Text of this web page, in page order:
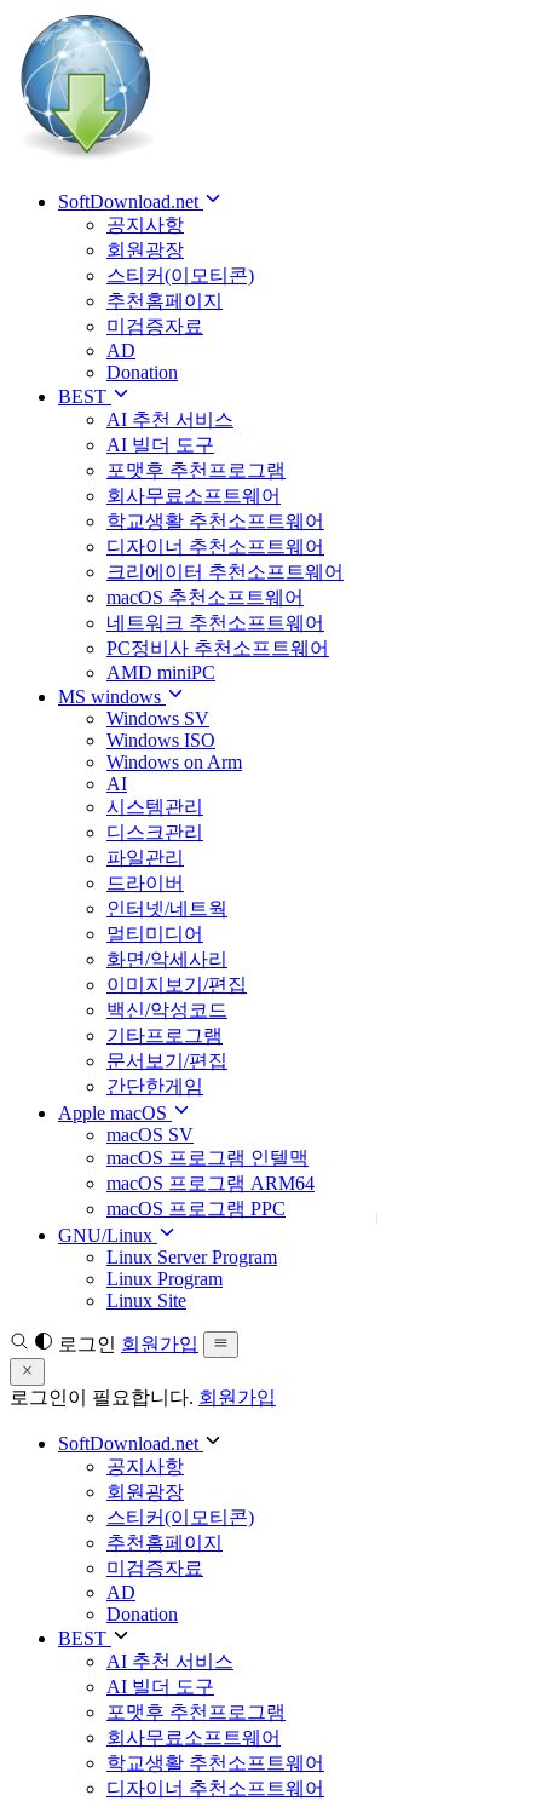
SoftDownload.net
공지사항
회원광장
스티커(이모티콘)
추천홈페이지
미검증자료
AD
Donation
BEST
AI 추천 서비스
AI 빌더 도구
포맷후 추천프로그램
회사무료소프트웨어
학교생활 추천소프트웨어
디자이너 추천소프트웨어
크리에이터 추천소프트웨어
macOS 추천소프트웨어
네트워크 추천소프트웨어
PC정비사 추천소프트웨어
AMD miniPC
MS windows
Windows SV
Windows ISO
Windows on Arm
AI
시스템관리
디스크관리
파일관리
드라이버
인터넷/네트웍
멀티미디어
화면/악세사리
이미지보기/편집
백신/악성코드
기타프로그램
문서보기/편집
간단한게임
Apple macOS
macOS SV
macOS 프로그램 인텔맥
macOS 프로그램 ARM64
macOS 프로그램 PPC
GNU/Linux
Linux Server Program
Linux Program
Linux Site
로그인 회원가입
로그인이 필요합니다. 회원가입
SoftDownload.net
공지사항
회원광장
스티커(이모티콘)
추천홈페이지
미검증자료
AD
Donation
BEST
AI 추천 서비스
AI 빌더 도구
포맷후 추천프로그램
회사무료소프트웨어
학교생활 추천소프트웨어
디자이너 추천소프트웨어